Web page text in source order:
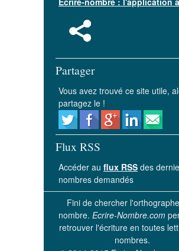
Partager
Vous avez trouvé ce site utile,
partagez le !
Flux RSS
Accéder au flux RSS des
nombres demandés
Fini de chercher
nombre. Ecrire-Nombre.com
retrouver l'écriture en toutes
nombres.